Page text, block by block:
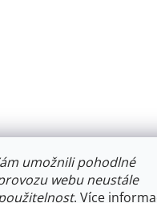
umožnili pohodlné
webu neustále
. Více